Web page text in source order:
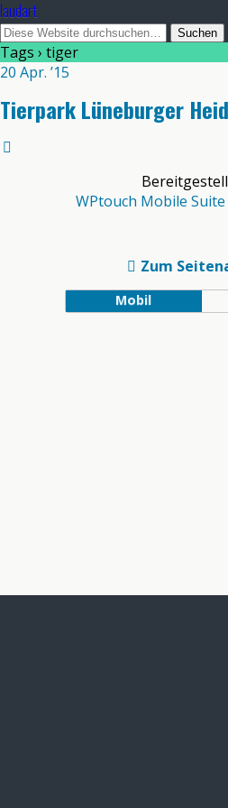
laudart
Tags › tiger
20 Apr. ’15
Tierpark Lüneburger
WPtouch Mobile
Zum
Mobil